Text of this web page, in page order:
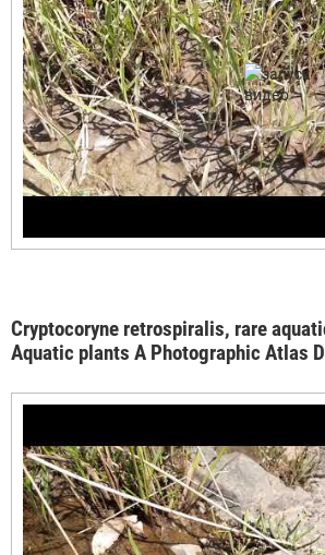
Cryptocoryne retrospiralis, rare
Aquatic plants A Photographic Atlas